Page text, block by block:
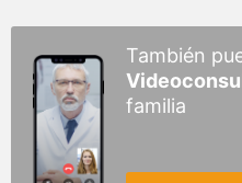
También
familia